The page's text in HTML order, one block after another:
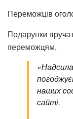
Переможців
Подарунки
переможцям,
наших
сайті.